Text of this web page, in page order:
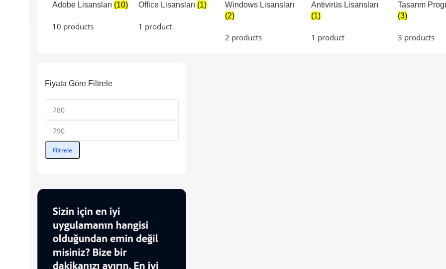
Adobe Lisansları (10)
10 products
Office Lisansları (1)
1 product
Windows Lisansları
(2)
2 products
Antivirüs Lisansları
(1)
1 product
Tasarım
(3)
3 products
Fiyata Göre Filtrele
Filtrele